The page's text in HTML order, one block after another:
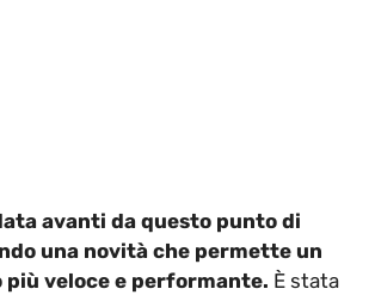
avanti da questo punto di
una novità che permette un
più veloce e performante. È stata